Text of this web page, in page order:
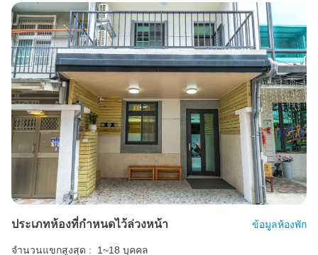
ประเภทห้องที่กำหนดไว้ล่วงหน้า ข้อมูลห้องพัก
จำนวนแขกสูงสุด :
1~18 บุคคล